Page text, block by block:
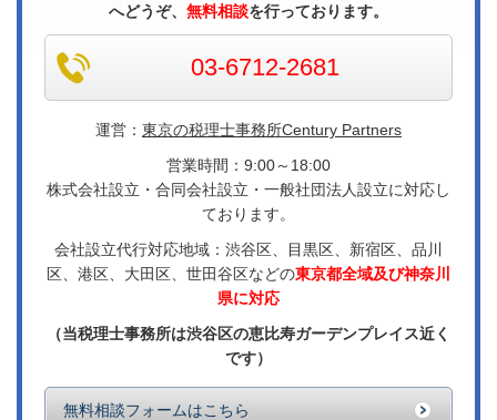
へどうぞ、 無料相談を行っております。
03-6712-2681
運営： 東京の税理士事務所Century Partners
営業時間：9:00～18:00
株式会社設立・合同会社設立・一般社団法人設立に対応し
ております。
会社設立代行対応地域：渋谷区、目黒区、新宿区、品川
区、港区、大田区、世田谷区などの東京都全域及び神奈川
県に対応
（当税理士事務所は渋谷区の恵比寿ガーデンプレイス近く
です）
無料相談フォームはこちら